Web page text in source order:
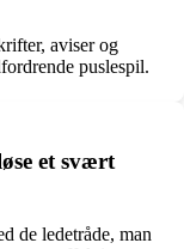
aviser og
puslespil.
et svært
de ledetråde, man